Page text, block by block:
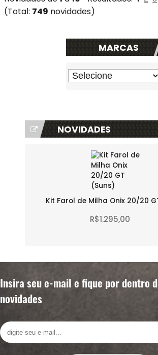
(Total: 749 novidades)
MARCAS
NOVIDADES
Kit Farol de Milha Onix 20/20
R$1.295,00
Insira seu e-mail e fique por dentro
novidades